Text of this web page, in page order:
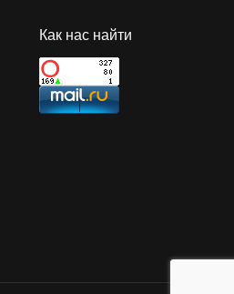
Как нас найти